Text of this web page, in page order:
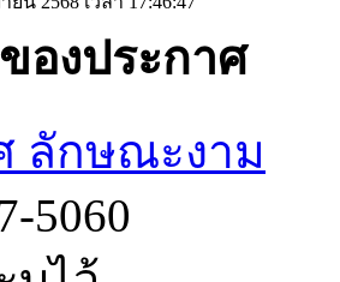
องประกาศ
ลักษณะงาม
5060